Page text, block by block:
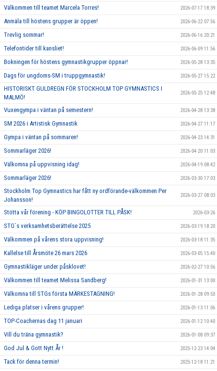
Välkommen till teamet Marcela Torres! 2026-07-17 18:39
Anmäla till höstens grupper är öppen! 2026-06-22 07:56
Trevlig sommar! 2026-06-16 20:21
Telefontider till kansliet! 2026-06-09 11:56
Bokningen för höstens gymnastikgrupper öppnar! 2026-05-28 13:35
Dags för ungdoms-SM i truppgymnastik! 2026-05-27 15:22
HISTORISKT GULDREGN FÖR STOCKHOLM TOP GYMNASTICS I
MALMÖ!
2026-05-25 12:48
Vuxengympa i väntan på semestern! 2026-04-28 13:38
SM 2026 i Artistisk Gymnastik 2026-04-27 11:17
Gympa i väntan på sommaren! 2026-04-23 14:31
Sommarläger 2026! 2026-04-20 11:03
Välkomna på uppvisning idag! 2026-04-19 08:42
Sommarläger 2026! 2026-03-30 17:03
Stockholm Top Gymnastics har fått ny ordförande-välkommen Per
Johansson!
2026-03-27 08:03
Stötta vår förening - KÖP BINGOLOTTER TILL PÅSK! 2026-03-26
STG´s verksamhetsberättelse 2025 2026-03-19 18:20
Välkommen på vårens stora uppvisning! 2026-03-18 11:35
Kallelse till Årsmöte 26 mars 2026 2026-03-05 15:40
Gymnastikläger under påsklovet! 2026-02-27 10:56
Välkommen till teamet Melissa Sandberg! 2026-01-31 13:00
Välkomna till STGs första MÄRKESTAGNING! 2026-01-28 09:50
Lediga platser i vårens grupper! 2026-01-13 11:06
TOP-Coachernas dag 11 januari 2026-01-12 10:40
Vill du träna gymnastik? 2026-01-08 09:37
God Jul & Gott Nytt År ! 2025-12-23 14:04
Tack för denna termin! 2025-12-18 11:21